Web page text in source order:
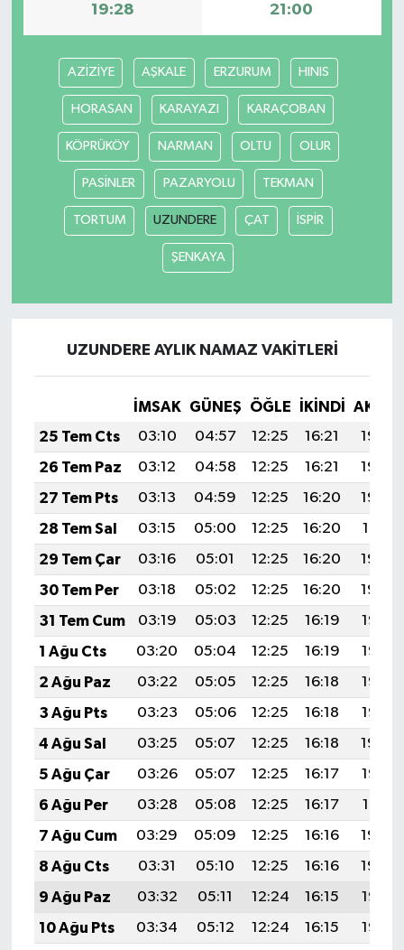
19:28 21:00
AZİZİYE AŞKALE ERZURUM HINIS
HORASAN KARAYAZI KARAÇOBAN
KÖPRÜKÖY NARMAN OLTU OLUR
PASİNLER PAZARYOLU TEKMAN
TORTUM UZUNDERE ÇAT İSPİR
ŞENKAYA
UZUNDERE AYLIK NAMAZ VAKITLERI
İMSAK GÜNEŞ ÖĞLE İKINDI
25 Tem Cts
03:10 04:57 12:25 16:21
19:44
26 Tem Paz
03:12 04:58 12:25 16:21
19:43
27 Tem Pts
03:13 04:59 12:25 16:20
19:42
28 Tem Sal
03:15 05:00 12:25 16:20
19:41
29 Tem Çar
03:16 05:01 12:25 16:20
19:40
30 Tem Per
03:18 05:02 12:25 16:20
19:39
31 Tem Cum
03:19 05:03 12:25 16:19
19:38
1 Ağu Cts
03:20 05:04 12:25 16:19
19:37
2 Ağu Paz
03:22 05:05 12:25 16:18
19:36
3 Ağu Pts
03:23 05:06 12:25 16:18
19:35
4 Ağu Sal
03:25 05:07 12:25 16:18
19:34
5 Ağu Çar
03:26 05:07 12:25 16:17
19:32
6 Ağu Per
03:28 05:08 12:25 16:17
19:31
7 Ağu Cum
03:29 05:09 12:25 16:16
19:30
8 Ağu Cts
03:31 05:10 12:25 16:16
19:29
9 Ağu Paz
03:32 05:11 12:24 16:15
19:28
10 Ağu Pts
03:34 05:12 12:24 16:15
19:26